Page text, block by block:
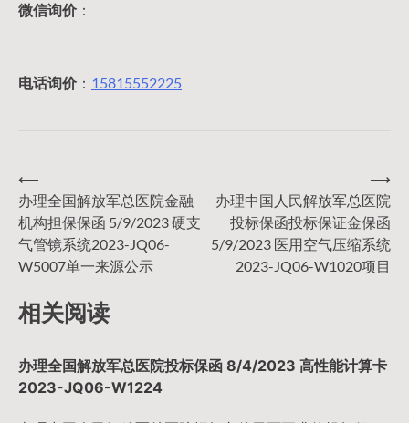
微信询价：
电话询价： 15815552225
文
章
导
⟵
办理全国解放军总医院金融
机构担保保函 5/9/2023 硬支
气管镜系统2023-JQ06-
W5007单一来源公示
办理中国人民解放军总医院
投标保函投标保证金保函
5/9/2023 医用空气压缩系统
2023-JQ06-W1020项目
⟶
相关阅读
办理全国解放军总医院投标保函 8/4/2023 高性能计算卡
2023-JQ06-W1224